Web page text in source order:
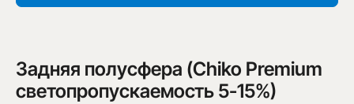
Задняя полусфера (Chiko Premium
светопропускаемость 5-15%)